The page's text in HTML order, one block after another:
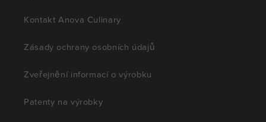
Kontakt Anova Culinary
Zásady ochrany osobních údajů
Zveřejnění informací o výrobku
Patenty na výrobky